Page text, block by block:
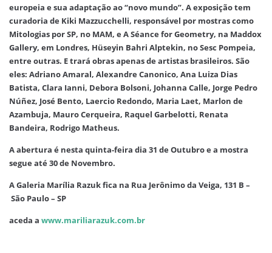
europeia e sua adaptação ao “novo mundo”. A exposição tem
curadoria de Kiki Mazzucchelli, responsável por mostras como
Mitologias por SP, no MAM, e A Séance for Geometry, na Maddox
Gallery, em Londres, Hüseyin Bahri Alptekin, no Sesc Pompeia,
entre outras. E trará obras apenas de artistas brasileiros. São
eles: Adriano Amaral, Alexandre Canonico, Ana Luiza Dias
Batista, Clara Ianni, Debora Bolsoni, Johanna Calle, Jorge Pedro
Núñez, José Bento, Laercio Redondo, Maria Laet, Marlon de
Azambuja, Mauro Cerqueira, Raquel Garbelotti, Renata
Bandeira, Rodrigo Matheus.
A abertura é nesta quinta-feira dia 31 de Outubro e a mostra
segue até 30 de Novembro.
A Galeria Marília Razuk fica na Rua Jerônimo da Veiga, 131 B –
São Paulo – SP
aceda a www.mariliarazuk.com.br